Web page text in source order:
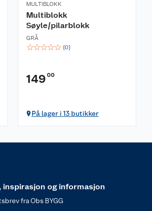
MULTIBLOKK
Multiblokk
Søyle/pilarblokk
GRÅ
☆☆☆☆☆ (0)
149 00
På lager i 13 butikker
inspirasjon og informasjon
fra Obs BYGG